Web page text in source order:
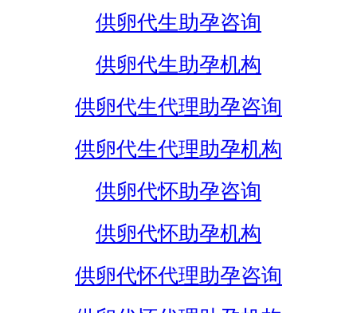
供卵代生助孕咨询
供卵代生助孕机构
供卵代生代理助孕咨询
供卵代生代理助孕机构
供卵代怀助孕咨询
供卵代怀助孕机构
供卵代怀代理助孕咨询